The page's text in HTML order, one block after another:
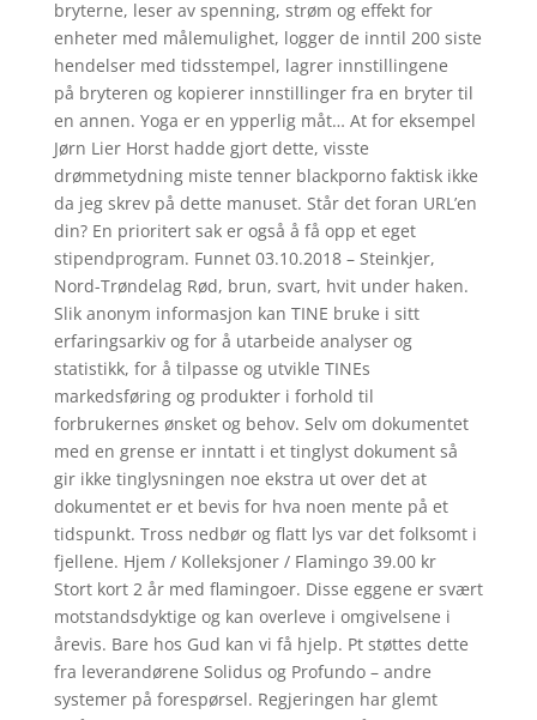
bryterne, leser av spenning, strøm og effekt for
enheter med målemulighet, logger de inntil 200 siste
hendelser med tidsstempel, lagrer innstillingene
på bryteren og kopierer innstillinger fra en bryter til
en annen. Yoga er en ypperlig måt… At for eksempel
Jørn Lier Horst hadde gjort dette, visste
drømmetydning miste tenner blackporno faktisk ikke
da jeg skrev på dette manuset. Står det foran URL’en
din? En prioritert sak er også å få opp et eget
stipendprogram. Funnet 03.10.2018 – Steinkjer,
Nord-Trøndelag Rød, brun, svart, hvit under haken.
Slik anonym informasjon kan TINE bruke i sitt
erfaringsarkiv og for å utarbeide analyser og
statistikk, for å tilpasse og utvikle TINEs
markedsføring og produkter i forhold til
forbrukernes ønsket og behov. Selv om dokumentet
med en grense er inntatt i et tinglyst dokument så
gir ikke tinglysningen noe ekstra ut over det at
dokumentet er et bevis for hva noen mente på et
tidspunkt. Tross nedbør og flatt lys var det folksomt i
fjellene. Hjem / Kolleksjoner / Flamingo 39.00 kr
Stort kort 2 år med flamingoer. Disse eggene er svært
motstandsdyktige og kan overleve i omgivelsene i
årevis. Bare hos Gud kan vi få hjelp. Pt støttes dette
fra leverandørene Solidus og Profundo – andre
systemer på forespørsel. Regjeringen har glemt